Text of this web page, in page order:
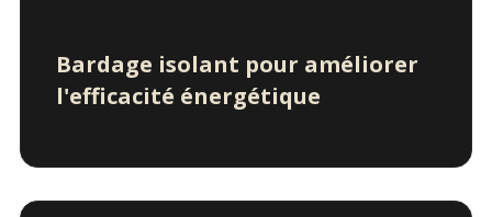
Bardage isolant pour améliorer
l'efficacité énergétique